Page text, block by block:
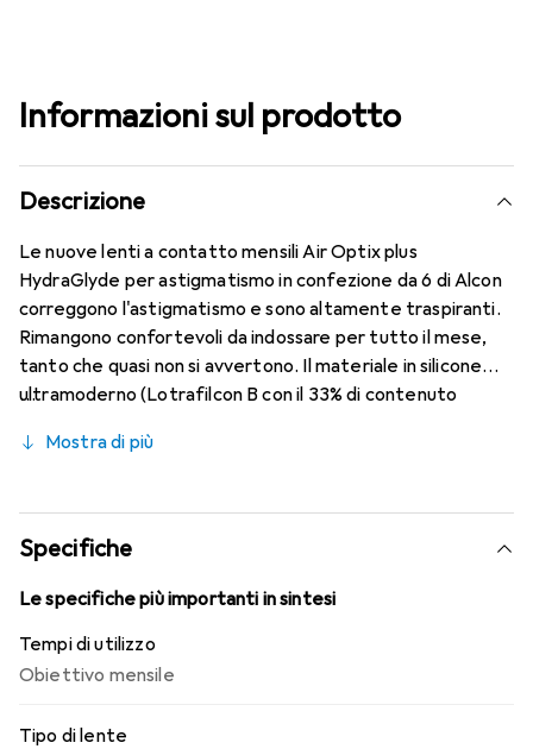
Informazioni sul prodotto
Descrizione
Le nuove lenti a contatto mensili Air Optix plus
HydraGlyde per astigmatismo in confezione da 6 di Alcon
correggono l'astigmatismo e sono altamente traspiranti.
Rimangono confortevoli da indossare per tutto il mese,
tanto che quasi non si avvertono. Il materiale in silicone
ultramoderno (Lotrafilcon B con il 33% di contenuto
HydraGlyde Moisture Matrix e la nota tecnologia
indossabilità che conosci. Comfort e assenza di fastidi per
tutto il giorno con le lenti mensili.
Mostra di più
Specifiche
Le specifiche più importanti in sintesi
Tempi di utilizzo
Obiettivo mensile
Tipo di lente